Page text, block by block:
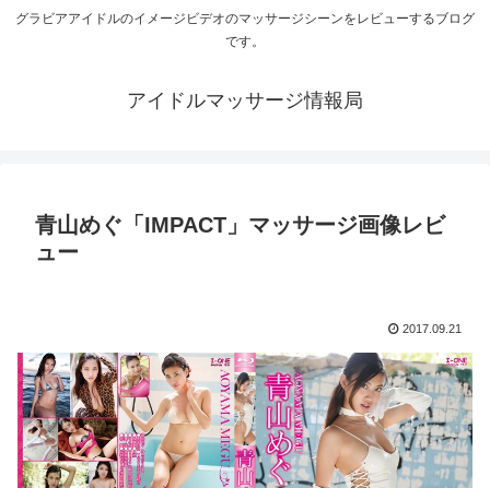
グラビアアイドルのイメージビデオのマッサージシーンをレビューするブログ
です。
アイドルマッサージ情報局
青山めぐ「IMPACT」マッサージ画像レビ
ュー
2017.09.21